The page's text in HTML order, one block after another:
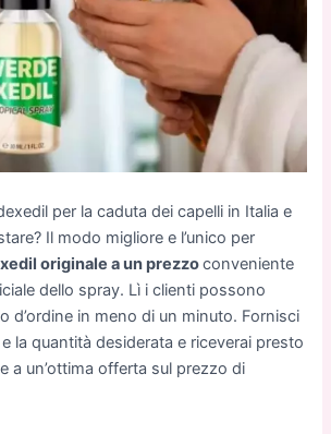
per la caduta dei capelli in Italia e
Il modo migliore e l’unico per
originale a un prezzoconveniente
dello spray. Lì i clienti possono
d’ordine in meno di un minuto. Fornisci
la quantità desiderata e riceverai presto
a un’ottima offerta sul prezzo di